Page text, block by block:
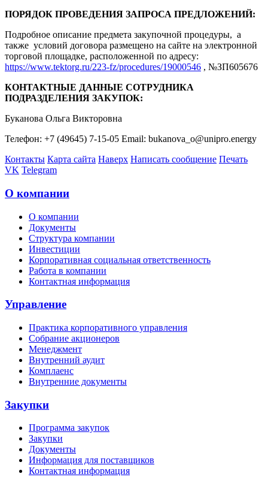
ПОРЯДОК ПРОВЕДЕНИЯ ЗАПРОСА ПРЕДЛОЖЕНИЙ:
Подробное описание предмета закупочной процедуры, а
также условий договора размещено на сайте на электронной
торговой площадке, расположенной по адресу:
https://www.tektorg.ru/223-fz/procedures/19000546 , №ЗП605676
КОНТАКТНЫЕ ДАННЫЕ СОТРУДНИКА
ПОДРАЗДЕЛЕНИЯ ЗАКУПОК:
Буканова Ольга Викторовна
Телефон: +7 (49645) 7-15-05 Email: bukanova_o@unipro.energy
Контакты Карта сайта Наверх Написать сообщение Печать
VK Telegram
О компании
О компании
Документы
Структура компании
Инвестиции
Корпоративная социальная ответственность
Работа в компании
Контактная информация
Управление
Практика корпоративного управления
Собрание акционеров
Менеджмент
Внутренний аудит
Комплаенс
Внутренние документы
Закупки
Программа закупок
Закупки
Документы
Информация для поставщиков
Контактная информация